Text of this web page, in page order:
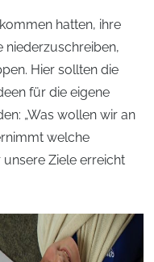
hatten, ihre
niederzuschreiben,
Hier sollten die
für die eigene
„Was wollen wir an
welche
Ziele erreicht